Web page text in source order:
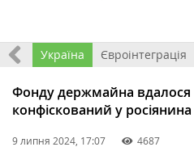
Все Україна Євроінтеграція
Фонду держмайна вдалося
конфіскований у
9 липня 2024, 17:07 4687